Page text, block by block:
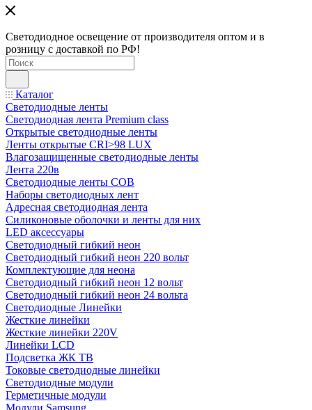
Светодиодное освещение от производителя оптом и в
розницу с доставкой по РФ!
Каталог
Светодиодные ленты
Светодиодная лента Premium class
Открытые светодиодные ленты
Ленты открытые CRI>98 LUX
Влагозащищенные светодиодные ленты
Лента 220в
Светодиодные ленты COB
Наборы светодиодных лент
Адресная светодиодная лента
Силиконовые оболочки и ленты для них
LED аксессуары
Светодиодный гибкий неон
Светодиодный гибкий неон 220 вольт
Комплектующие для неона
Светодиодный гибкий неон 12 вольт
Светодиодный гибкий неон 24 вольта
Светодиодные Линейки
Жесткие линейки
Жесткие линейки 220V
Линейки LCD
Подсветка ЖК ТВ
Токовые светодиодные линейки
Светодиодные модули
Герметичные модули
Модули Samsung